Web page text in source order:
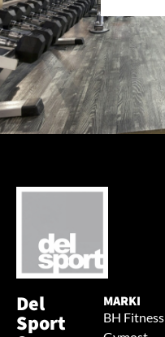
Del
Sport
MARKI
BH Fitness